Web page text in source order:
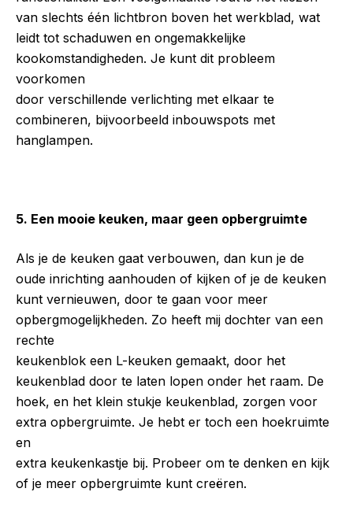
van slechts één lichtbron boven het werkblad, wat
leidt tot schaduwen en ongemakkelijke
kookomstandigheden. Je kunt dit probleem
voorkomen
door verschillende verlichting met elkaar te
combineren, bijvoorbeeld inbouwspots met
hanglampen.
5. Een mooie keuken, maar geen opbergruimte
Als je de keuken gaat verbouwen, dan kun je de
oude inrichting aanhouden of kijken of je de keuken
kunt vernieuwen, door te gaan voor meer
opbergmogelijkheden. Zo heeft mij dochter van een
rechte
keukenblok een L-keuken gemaakt, door het
keukenblad door te laten lopen onder het raam. De
hoek, en het klein stukje keukenblad, zorgen voor
extra opbergruimte. Je hebt er toch een hoekruimte
en
extra keukenkastje bij. Probeer om te denken en kijk
of je meer opbergruimte kunt creëren.